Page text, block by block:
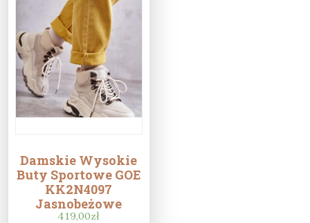
Damskie Wysokie
Buty Sportowe GOE
KK2N4097
Jasnobeżowe
419,00zł